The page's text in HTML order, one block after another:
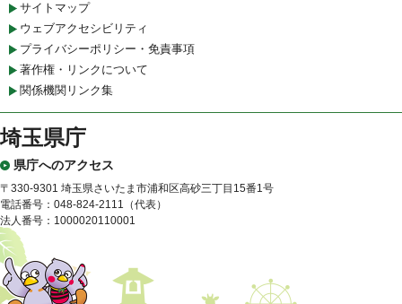
サイトマップ
ウェブアクセシビリティ
プライバシーポリシー・免責事項
著作権・リンクについて
関係機関リンク集
埼玉県庁
県庁へのアクセス
〒330-9301 埼玉県さいたま市浦和区高砂三丁目15番1号
電話番号：048-824-2111（代表）
法人番号：1000020110001